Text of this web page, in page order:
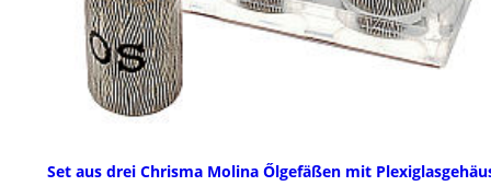
Set aus drei Chrisma Molina Őlgefäßen mit